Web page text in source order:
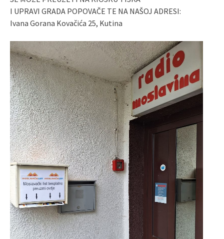
I UPRAVI GRADA POPOVAČE TE NA NAŠOJ ADRESI:
Ivana Gorana Kovačića 25, Kutina